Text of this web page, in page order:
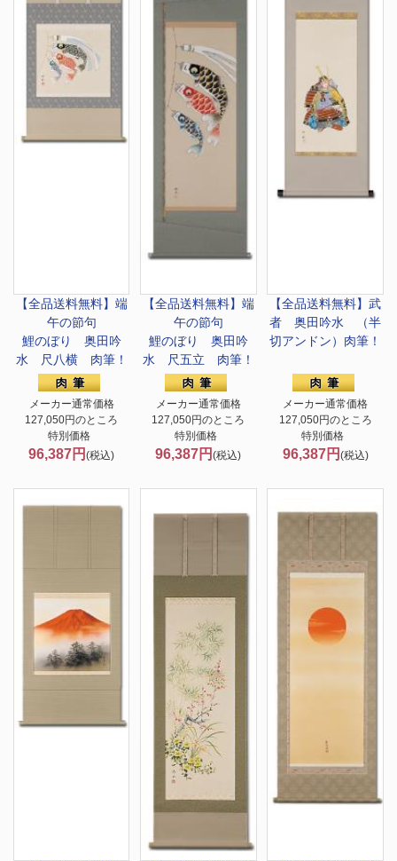
【全品送料無料】端
午の節句
鯉のぼり 奥田吟
水 尺八横 肉筆！
メーカー通常価格
127,050円のところ
特別価格
96,387円(税込)
【全品送料無料】端
午の節句
鯉のぼり 奥田吟
水 尺五立 肉筆！
メーカー通常価格
127,050円のところ
特別価格
96,387円(税込)
【全品送料無料】武
者 奥田吟水 （半
切アンドン）肉筆！
メーカー通常価格
127,050円のところ
特別価格
96,387円 (税込)